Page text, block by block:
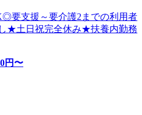
要支援～要介護2までの利用者
★土日祝完全休み★扶養内勤務
円〜